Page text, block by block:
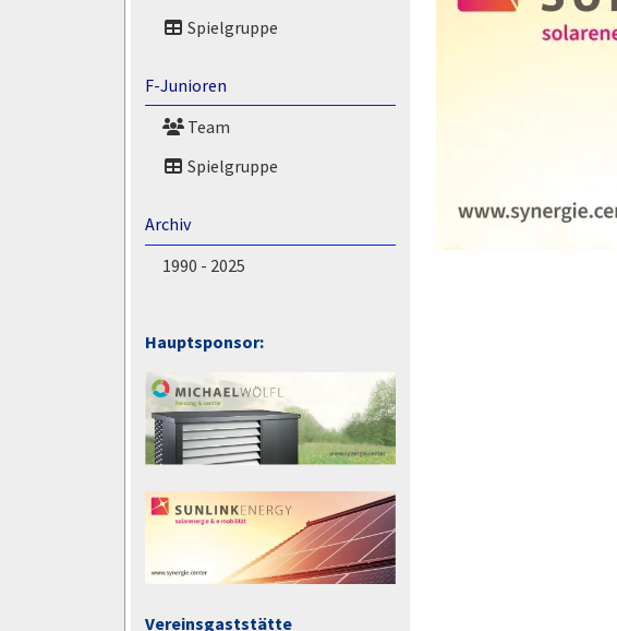
Spielgruppe
F-Junioren
Team
Spielgruppe
Archiv
1990 - 2025
Hauptsponsor:
Vereinsgaststätte